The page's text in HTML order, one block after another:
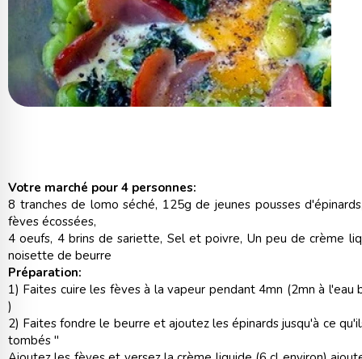
Votre marché pour 4 personnes:
8 tranches de lomo séché, 125g de jeunes pousses
fèves écossées,
4 oeufs, 4 brins de sariette, Sel et poivre, Un peu de crème
noisette de beurre
Préparation:
1) Faites cuire les fèves à la vapeur pendant 4mn (2mn à l'eau
)
2) Faites fondre le beurre et ajoutez les épinards jusqu'à ce
tombés "